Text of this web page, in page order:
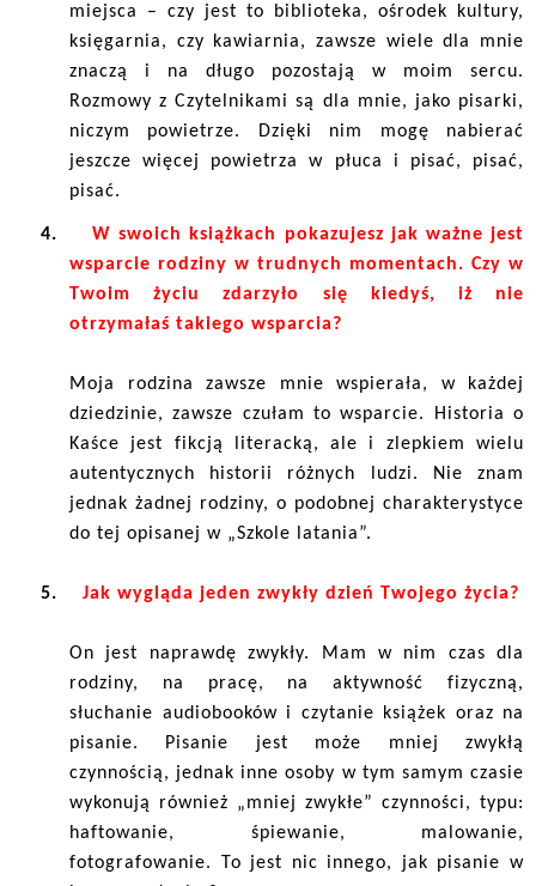
miejsca – czy jest to biblioteka, ośrodek kultury,
księgarnia, czy kawiarnia, zawsze wiele dla mnie
znaczą i na długo pozostają w moim sercu.
Rozmowy z Czytelnikami są dla mnie, jako pisarki,
niczym powietrze. Dzięki nim mogę nabierać
jeszcze więcej powietrza w płuca i pisać, pisać,
pisać.
4.
W swoich książkach pokazujesz jak ważne jest
wsparcie rodziny w trudnych momentach. Czy w
Twoim życiu zdarzyło się kiedyś, iż nie
otrzymałaś takiego wsparcia?
Moja rodzina zawsze mnie wspierała, w każdej
dziedzinie, zawsze czułam to wsparcie. Historia o
Kaśce jest fikcją literacką, ale i zlepkiem wielu
autentycznych historii różnych ludzi. Nie znam
jednak żadnej rodziny, o podobnej charakterystyce
do tej opisanej w „Szkole latania”.
5. Jak wygląda jeden zwykły dzień Twojego życia?
On jest naprawdę zwykły. Mam w nim czas dla
rodziny, na pracę, na aktywność fizyczną,
słuchanie audiobooków i czytanie książek oraz na
pisanie. Pisanie jest może mniej zwykłą
czynnością, jednak inne osoby w tym samym czasie
wykonują również „mniej zwykłe” czynności, typu:
haftowanie, śpiewanie, malowanie,
fotografowanie. To jest nic innego, jak pisanie w